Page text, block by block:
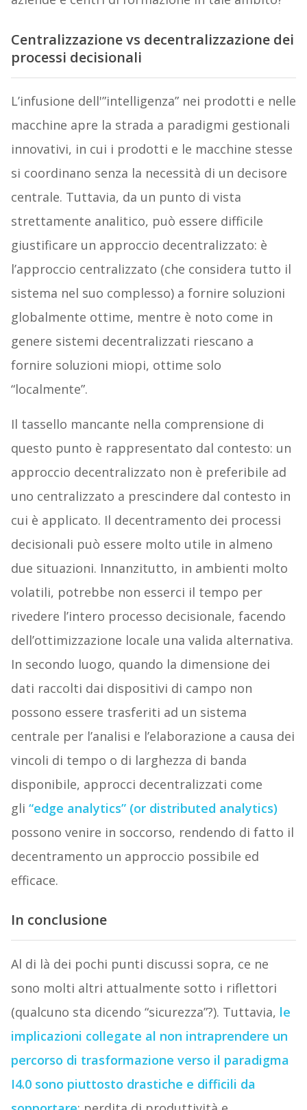
Centralizzazione vs decentralizzazione dei
processi decisionali
L’infusione dell'”intelligenza” nei prodotti e nelle
macchine apre la strada a paradigmi gestionali
innovativi, in cui i prodotti e le macchine stesse
si coordinano senza la necessità di un decisore
centrale. Tuttavia, da un punto di vista
strettamente analitico, può essere difficile
giustificare un approccio decentralizzato: è
l’approccio centralizzato (che considera tutto il
sistema nel suo complesso) a fornire soluzioni
globalmente ottime, mentre è noto come in
genere sistemi decentralizzati riescano a
fornire soluzioni miopi, ottime solo
“localmente”.
Il tassello mancante nella comprensione di
questo punto è rappresentato dal contesto: un
approccio decentralizzato non è preferibile ad
uno centralizzato a prescindere dal contesto in
cui è applicato. Il decentramento dei processi
decisionali può essere molto utile in almeno
due situazioni. Innanzitutto, in ambienti molto
volatili, potrebbe non esserci il tempo per
rivedere l’intero processo decisionale, facendo
dell’ottimizzazione locale una valida alternativa.
In secondo luogo, quando la dimensione dei
dati raccolti dai dispositivi di campo non
possono essere trasferiti ad un sistema
centrale per l’analisi e l’elaborazione a causa dei
vincoli di tempo o di larghezza di banda
disponibile, approcci decentralizzati come
gli “edge analytics” (or distributed analytics)
possono venire in soccorso, rendendo di fatto il
decentramento un approccio possibile ed
efficace.
In conclusione
Al di là dei pochi punti discussi sopra, ce ne
sono molti altri attualmente sotto i riflettori
(qualcuno sta dicendo “sicurezza”?). Tuttavia, le
implicazioni collegate al non intraprendere un
percorso di trasformazione verso il paradigma
I4.0 sono piuttosto drastiche e difficili da